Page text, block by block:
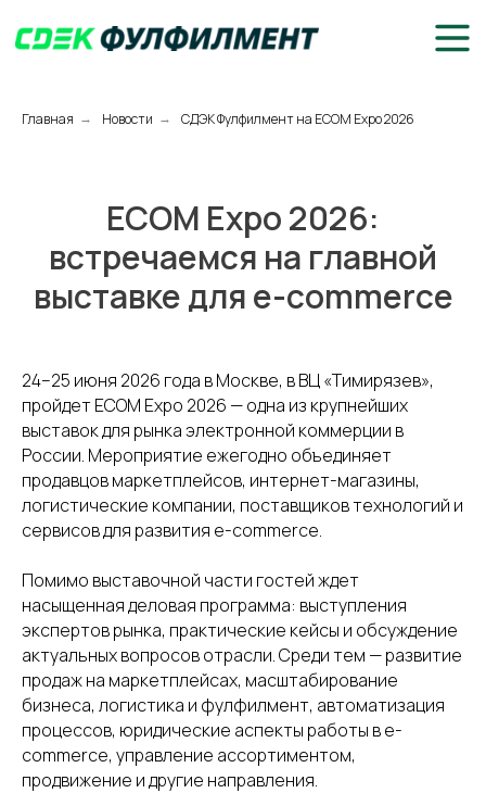
Главная → Новости → СДЭК Фулфилмент на ECOM Expo 2026
ECOM Expo 2026:
встречаемся на главной
выставке для e-commerce
24–25 июня 2026 года в Москве, в ВЦ «Тимирязев»,
пройдет ECOM Expo 2026 — одна из крупнейших
выставок для рынка электронной коммерции в
России. Мероприятие ежегодно объединяет
продавцов маркетплейсов, интернет-магазины,
логистические компании, поставщиков технологий и
сервисов для развития e-commerce.
Помимо выставочной части гостей ждет
насыщенная деловая программа: выступления
экспертов рынка, практические кейсы и обсуждение
актуальных вопросов отрасли. Среди тем — развитие
продаж на маркетплейсах, масштабирование
бизнеса, логистика и фулфилмент, автоматизация
процессов, юридические аспекты работы в e-
commerce, управление ассортиментом,
продвижение и другие направления.